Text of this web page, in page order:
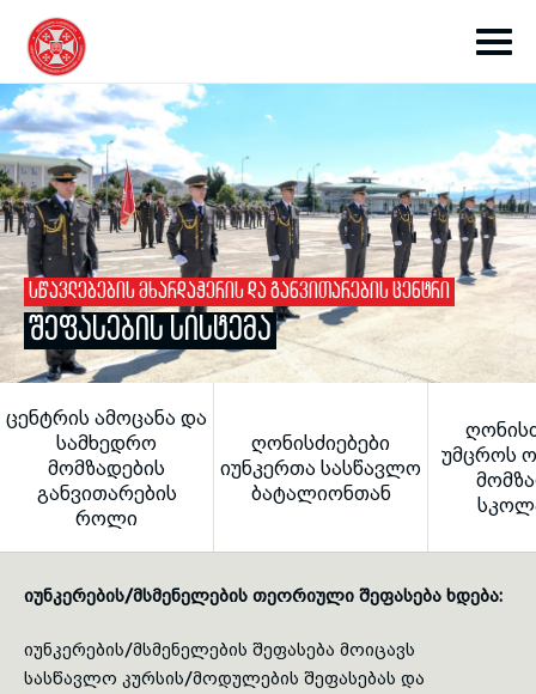
toggle submenu
toggle submenu
toggle submenu
toggle submenu
ᲡᲬᲐᲕᲚᲔᲑᲔᲑᲘᲡ ᲛᲮᲐᲠᲓᲐᲭᲔᲠᲘᲡ ᲓᲐ ᲒᲐᲜᲕᲘᲗᲐᲠᲔᲑᲘᲡ ᲪᲔᲜᲢᲠᲘ
ᲨᲔᲤᲐᲡᲔᲑᲘᲡ ᲡᲘᲡᲢᲔᲛᲐ
ᲪᲔᲜᲢᲠᲘᲡ ᲐᲛᲝᲪᲐᲜᲐ ᲓᲐ
ᲡᲐᲛᲮᲔᲓᲠᲝ
ᲛᲝᲛᲖᲐᲓᲔᲑᲘᲡ
ᲒᲐᲜᲕᲘᲗᲐᲠᲔᲑᲘᲡ
ᲠᲝᲚᲘ
ᲦᲝᲜᲘᲡᲫᲘᲔᲑᲔᲑᲘ
ᲘᲣᲜᲙᲔᲠᲗᲐ ᲡᲐᲡᲬᲐᲕᲚᲝ
ᲑᲐᲢᲐᲚᲘᲝᲜᲗᲐᲜ
ᲣᲛᲪᲠᲝᲡ
იუნკერების/მსმენელების თეორიული შეფასება ხდება:
იუნკერების/მსმენელების შეფასება მოიცავს
სასწავლო კურსის/მოდულების შეფასებას და